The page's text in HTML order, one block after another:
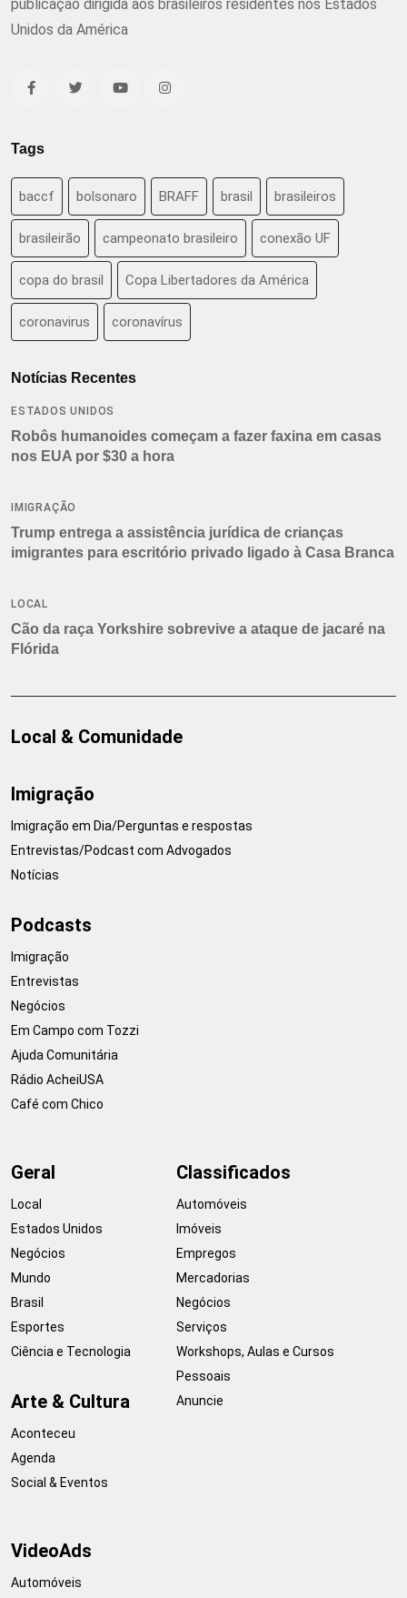
publicação dirigida aos brasileiros residentes nos Estados
Unidos da América
Tags
baccf bolsonaro BRAFF brasil brasileiros
brasileirão campeonato brasileiro conexão UF
copa do brasil Copa Libertadores da América
coronavirus coronavírus
Notícias Recentes
ESTADOS UNIDOS
Robôs humanoides começam a fazer faxina em casas
nos EUA por $30 a hora
IMIGRAÇÃO
Trump entrega a assistência jurídica de crianças
imigrantes para escritório privado ligado à Casa Branca
LOCAL
Cão da raça Yorkshire sobrevive a ataque de jacaré na
Flórida
Local & Comunidade
Imigração
Imigração em Dia/Perguntas e respostas
Entrevistas/Podcast com Advogados
Notícias
Podcasts
Imigração
Entrevistas
Negócios
Em Campo com Tozzi
Ajuda Comunitária
Rádio AcheiUSA
Café com Chico
Geral
Local
Estados Unidos
Negócios
Mundo
Brasil
Esportes
Ciência e Tecnologia
Arte & Cultura
Aconteceu
Agenda
Social & Eventos
Classificados
Automóveis
Imóveis
Empregos
Mercadorias
Negócios
Serviços
Workshops, Aulas e Cursos
Pessoais
Anuncie
VideoAds
Automóveis